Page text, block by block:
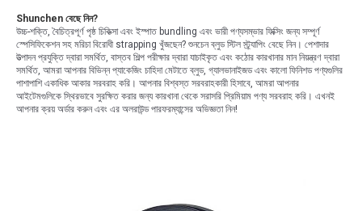
Shunchen বেছে নিন?
উচ্চ-শক্তি, বৈচিত্রপূর্ণ পৃষ্ঠ চিকিত্সা এবং ইস্পাত bundling এবং ভারী পণ্যসম্ভার ফিক্সিং জন্য সম্পূর্ণ
স্পেসিফিকেশন সহ মরিচা বিরোধী strapping খুঁজছেন? শুনচেন ব্লুড স্টিল স্ট্র্যাপিং বেছে নিন। পেশাদার
উত্পাদন প্রযুক্তি দ্বারা সমর্থিত, বাস্তব শিল্প পরীক্ষার দ্বারা যাচাইকৃত এবং কঠোর কারখানার মান নিয়ন্ত্রণ দ্বারা
সমর্থিত, আমরা আপনার বিভিন্ন প্যাকেজিং চাহিদা মেটাতে ব্লুড, গ্যালভানাইজড এবং কালো ফিনিশড পণ্যগুলির
পাশাপাশি একাধিক আকার সরবরাহ করি। আপনার বিশ্বস্ত সরবরাহকারী হিসাবে, আমরা আপনার
আইটেমগুলিকে স্থিরভাবে সুরক্ষিত করার জন্য কারখানা থেকে সরাসরি প্রিমিয়াম পণ্য সরবরাহ করি। এখনই
আপনার ক্রয় অর্ডার করুন এবং এর অলরাউন্ড পারফরম্যান্সের অভিজ্ঞতা নিন!